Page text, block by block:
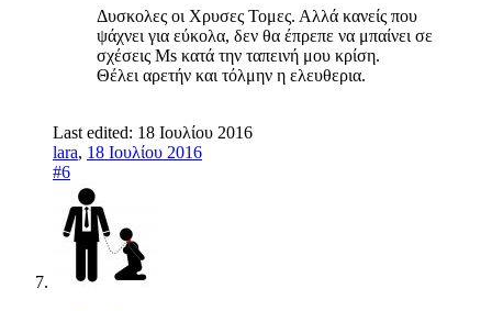
Δυσκολες οι Χρυσες Τομες. Αλλά κανείς που
ψάχνει για εύκολα, δεν θα έπρεπε να μπαίνει σε
σχέσεις Ms κατά την ταπεινή μου κρίση.
Θέλει αρετήν και τόλμην η ελευθερια.
Last edited: 18 Ιουλίου 2016
lara, 18 Ιουλίου 2016
#6